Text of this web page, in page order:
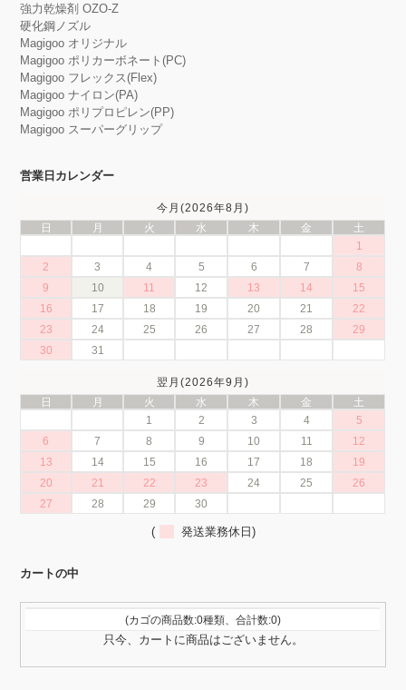
強力乾燥剤 OZO-Z
硬化鋼ノズル
Magigoo オリジナル
Magigoo ポリカーボネート(PC)
Magigoo フレックス(Flex)
Magigoo ナイロン(PA)
Magigoo ポリプロピレン(PP)
Magigoo スーパーグリップ
営業日カレンダー
今月(2026年8月)
日
月 火 水 木 金
土
1
2
3 4 5 6 7
8
9
10 11 12 13 14
15
16
17 18 19 20 21
22
23
24 25 26 27 28
29
30
31
翌月(2026年9月)
日
月 火 水 木 金
土
1
2 3 4
5
6
7 8 9 10 11
12
13
14 15 16 17 18
19
20
21 22 23 24 25
26
27
28 29 30
( 発送業務休日)
カートの中
(カゴの商品数:0種類、合計数:0)
只今、カートに商品はございません。